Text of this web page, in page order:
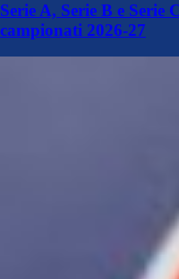
Serie A, Serie B e Serie
campionati 2026-27